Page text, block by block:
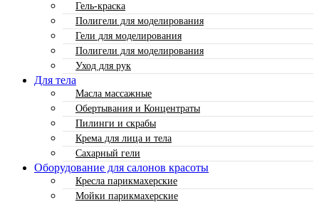
Гель-краска
Полигели для моделирования
Гели для моделирования
Полигели для моделирования
Уход для рук
Для тела
Масла массажные
Обертывания и Концентраты
Пилинги и скрабы
Крема для лица и тела
Сахарный гели
Оборудование для салонов красоты
Кресла парикмахерские
Мойки парикмахерские